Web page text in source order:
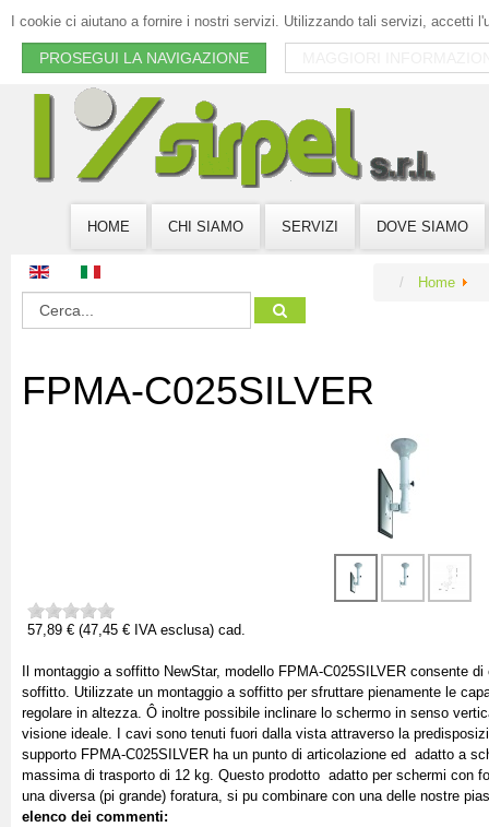
I cookie ci aiutano a fornire i nostri servizi. Utilizzando tali servizi, accetti
PROSEGUI LA NAVIGAZIONE
HOME CHI SIAMO SERVIZI DOVE SIAMO
Home
FPMA-C025SILVER
57,89 € (47,45 € IVA esclusa) cad.
Il montaggio a soffitto NewStar, modello FPMA-C025SILVER consente
soffitto. Utilizzate un montaggio a soffitto per sfruttare pienamente le
regolare in altezza. Ô inoltre possibile inclinare lo schermo in senso
visione ideale. I cavi sono tenuti fuori dalla vista attraverso la
supporto FPMA-C025SILVER ha un punto di articolazione ed  adatto a
massima di trasporto di 12 kg. Questo prodotto  adatto per schermi con
una diversa (pi grande) foratura, si pu combinare con una delle nostre
elenco dei commenti: